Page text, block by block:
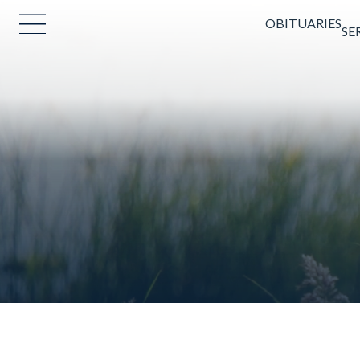
OBITUARIES